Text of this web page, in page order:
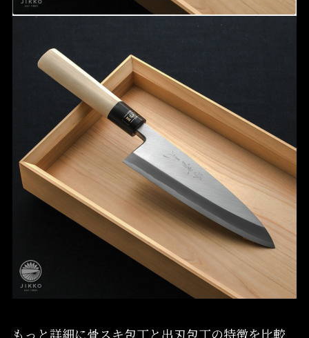
もっと詳細に骨スキ包丁と出刃包丁の特徴を比較